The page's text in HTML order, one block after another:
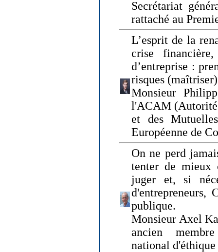
Secrétariat
rattaché au
L’esprit de la
crise
d’entreprise :
risques
Monsieur
l'ACAM (Autorité
et des
Européenne de
On ne perd
tenter de mieux
juger et, si
d'entrepreneurs,
publique.
Monsieur Axel
ancien
national d'éthique